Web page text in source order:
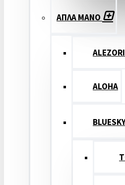
ΑΠΛΑ ΜΑΝΟ
ALEZORI
ALOHA